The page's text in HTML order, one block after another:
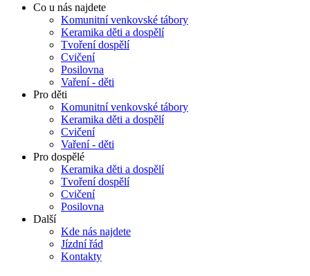
Co u nás najdete
Komunitní venkovské tábory
Keramika děti a dospělí
Tvoření dospělí
Cvičení
Posilovna
Vaření - děti
Pro děti
Komunitní venkovské tábory
Keramika děti a dospělí
Cvičení
Vaření - děti
Pro dospělé
Keramika děti a dospělí
Tvoření dospělí
Cvičení
Posilovna
Další
Kde nás najdete
Jízdní řád
Kontakty